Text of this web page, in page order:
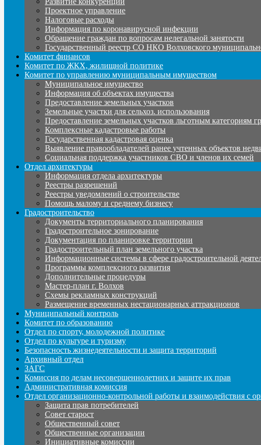
Проектное управление
Налоговые расходы
Информация по коронавирусной инфекции
Обращение граждан по вопросам нелегальной занятости
Государственный реестр СО НКО Волховского
Комитет финансов
Комитет по ЖКХ, жилищной политике
Комитет по управлению муниципальным имуществом
Муниципальное имущество
Информация об объектах имущества
Предоставление земельных участков
Земельные участки для сельхоз. использования
Предоставление земельных участков льготным категориям
Комплексные кадастровые работы
Государственная кадастровая оценка
Выявление правообладателей ранее учтенных объектов
Социальная поддержка участников СВО и членов их семей
Отдел архитектуры
Информация отдела архитектуры
Реестры разрешений
Реестры уведомлений о строительстве
Помощь малому и среднему бизнесу
Градостроительство
Документы территориального планирования
Градостроительное зонирование
Документация по планировке территории
Градостроительный план земельного участка
Информационные системы в сфере градостроительной
Программы комплексного развития
Дополнительные процедуры
Мастер-план г. Волхов
Схемы рекламных конструкций
Размещение временных нестационарных аттракционов
Муниципальный контроль
Комитет по образованию
Отдел по спорту, молодежной политике
Отдел по культуре и туризму
Безопасность жизнедеятельности и защита территорий
Архивный отдел
ЗАГС
Комиссия по делам несовершеннолетних и защите их прав
Административная комиссия
Отдел организационно-контрольной работы и взаимодействия с
Защита прав потребителей
Совет старост
Общественный совет
Общественные организации
Инициативные комиссии